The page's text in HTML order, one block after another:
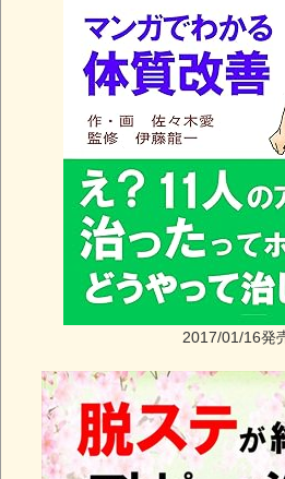
2017/01/16発